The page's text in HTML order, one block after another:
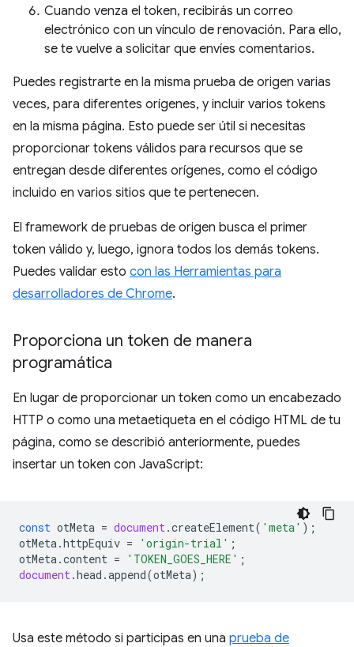
Cuando venza el token, recibirás un correo
electrónico con un vínculo de renovación. Para ello,
se te vuelve a solicitar que envíes comentarios.
Puedes registrarte en la misma prueba de origen varias
veces, para diferentes orígenes, y incluir varios tokens
en la misma página. Esto puede ser útil si necesitas
proporcionar tokens válidos para recursos que se
entregan desde diferentes orígenes, como el código
incluido en varios sitios que te pertenecen.
El framework de pruebas de origen busca el primer
token válido y, luego, ignora todos los demás tokens.
Puedes validar esto con las Herramientas para
desarrolladores de Chrome.
Proporciona un token de manera
programática
En lugar de proporcionar un token como un encabezado
HTTP o como una metaetiqueta en el código HTML de tu
página, como se describió anteriormente, puedes
insertar un token con JavaScript:
const otMeta = document.createElement( 'meta' );
otMeta.httpEquiv = 'origin-trial' ;
otMeta.content = 'TOKEN_GOES_HERE' ;
document.head .append(otMeta);
Usa este método si participas en una prueba de